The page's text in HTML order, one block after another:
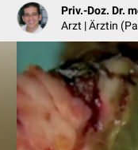
Priv.-Doz. Dr.
Arzt | Ärztin